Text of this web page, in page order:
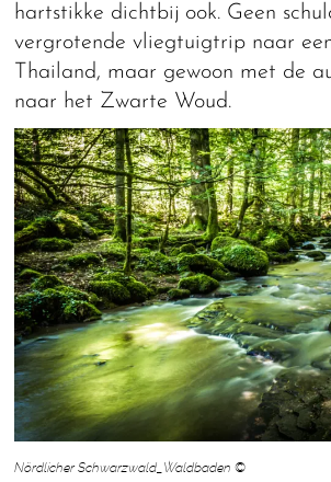
hartstikke dichtbij ook. Geen
vergrotende vliegtuigtrip naar
Thailand, maar gewoon met de
naar het Zwarte Woud.
Nördlicher Schwarzwald_Waldbaden ©